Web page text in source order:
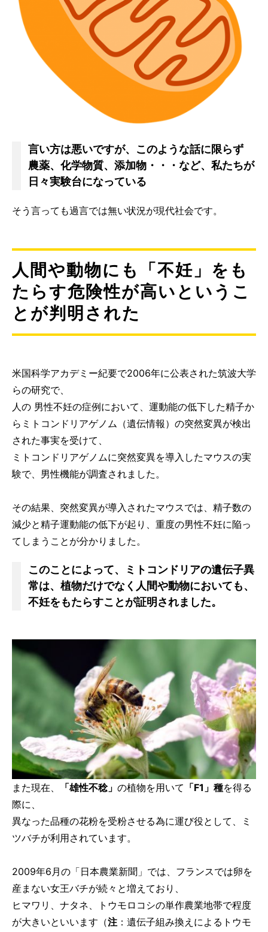
言い方は悪いですが、このような話に限らず
農薬、化学物質、添加物・・・など、私たちが
日々実験台になっている
そう言っても過言では無い状況が現代社会です。
人間や動物にも「不妊」をも
たらす危険性が高いというこ
とが判明された
米国科学アカデミー紀要で2006年に公表された筑波大学
らの研究で、
人の 男性不妊の症例において、運動能の低下した精子か
らミトコンドリアゲノム（遺伝情報）の突然変異が検出
された事実を受けて、
ミトコンドリアゲノムに突然変異を導入したマウスの実
験で、男性機能が調査されました。
その結果、突然変異が導入されたマウスでは、精子数の
減少と精子運動能の低下が起り、重度の男性不妊に陥っ
てしまうことが分かりました。
このことによって、 ミトコンドリアの遺伝子異
常は、植物だけでなく人間や動物においても、
不妊をもたらすことが証明されました。
また現在、 「雄性不稔」 の植物を用いて 「F1」種を得る
際に、
異なった品種の花粉を受粉させる為に運び役として、ミ
ツバチが利用されています。
2009年6月の「日本農業新聞」では、フランスでは卵を
産まない女王バチが続々と増えており、
ヒマワリ、ナタネ、トウモロコシの単作農業地帯で程度
が大きいといいます（注 ：遺伝子組み換えによるトウモ